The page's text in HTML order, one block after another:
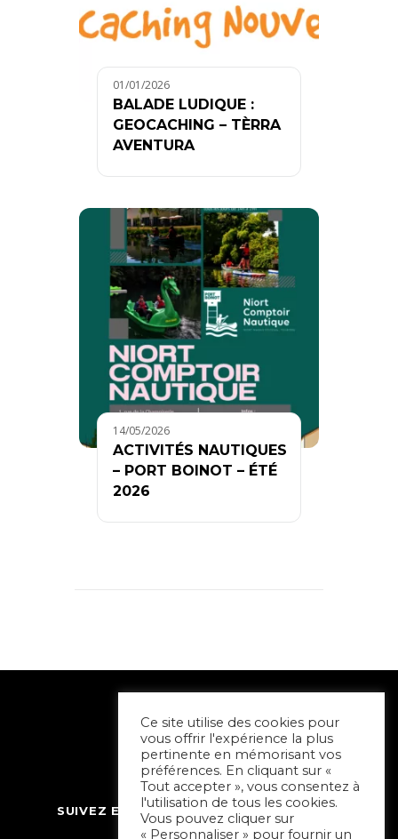
01/01/2026
BALADE LUDIQUE :
GEOCACHING – TÈRRA
AVENTURA
14/05/2026
ACTIVITÉS NAUTIQUES
– PORT BOINOT – ÉTÉ
2026
SUIVEZ ET CONTACTEZ SORTIR À NIORT
Ce site utilise des cookies pour
vous offrir l'expérience la plus
pertinente en mémorisant vos
préférences. En cliquant sur «
Tout accepter », vous consentez à
l'utilisation de tous les cookies.
Vous pouvez cliquer sur
« Personnaliser » pour fournir un